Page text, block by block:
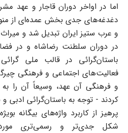
اما در اواخر دوران قاجار و عهد
دغدغه‌های جدی بخش عمده‌ای از
و عرب ستیز ایران تبدیل شد و
در دوران سلطنت رضاشاه و در
باستان‌گرائی در قالب ملی
فعالیت‌های اجتماعی و فرهنگی
و فرهنگی آن عهد، وسیعاً آن را
کردند - توجه به باستان‌گرائی
پرهیز از کاربرد واژه‌های بیگانه
شکل جدی‌تر و رسمی‌تری